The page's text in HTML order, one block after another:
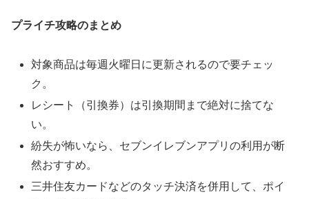
プライチ攻略のまとめ
対象商品は毎週火曜日に更新されるので要チェッ
ク。
レシート（引換券）は引換期間まで絶対に捨てな
い。
紛失が怖いなら、セブンイレブンアプリの利用が断
然おすすめ。
三井住友カードなどのタッチ決済を併用して、ポイ